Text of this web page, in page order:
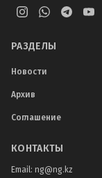
РАЗДЕЛЫ
Новости
Архив
Соглашение
КОНТАКТЫ
Email: ng@ng.kz